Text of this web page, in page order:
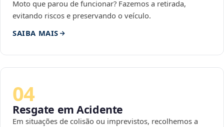
Moto que parou de funcionar? Fazemos a retirada,
evitando riscos e preservando o veículo.
SAIBA MAIS
04
Resgate em Acidente
Em situações de colisão ou imprevistos, recolhemos a